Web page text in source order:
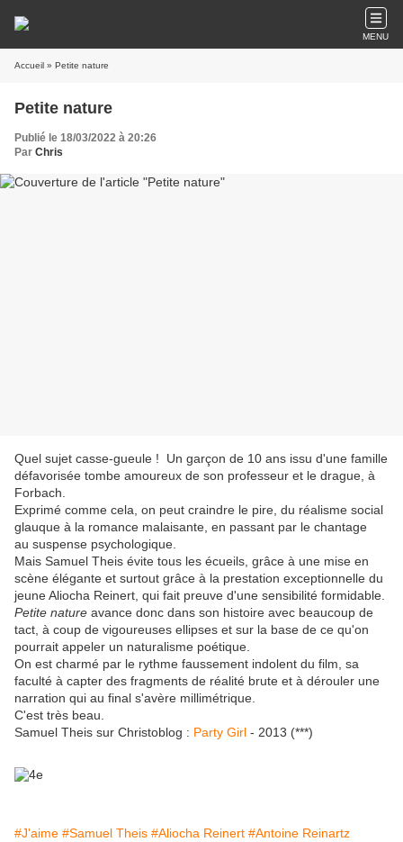
MENU
Accueil » Petite nature
Petite nature
Publié le 18/03/2022 à 20:26
Par Chris
Quel sujet casse-gueule ! Un garçon de 10 ans issu d'une famille
défavorisée tombe amoureux de son professeur et le drague, à
Forbach.
Exprimé comme cela, on peut craindre le pire, du réalisme social
glauque à la romance malaisante, en passant par le chantage
au suspense psychologique.
Mais Samuel Theis évite tous les écueils, grâce à une mise en
scène élégante et surtout grâce à la prestation exceptionnelle du
jeune Aliocha Reinert, qui fait preuve d'une sensibilité formidable.
Petite nature avance donc dans son histoire avec beaucoup de
tact, à coup de vigoureuses ellipses et sur la base de ce qu'on
pourrait appeler un naturalisme poétique.
On est charmé par le rythme faussement indolent du film, sa
faculté à capter des fragments de réalité brute et à dérouler une
narration qui au final s'avère millimétrique.
C'est très beau.
Samuel Theis sur Christoblog : Party Girl - 2013 (***)
#J'aime #Samuel Theis #Aliocha Reinert #Antoine Reinartz